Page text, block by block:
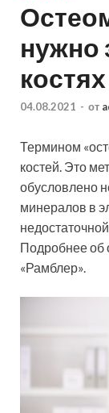
нужно
костях
04.08.2021 - от
Термином
костей. Это
обусловлено
минералов в
Подробнее об
«Рамблер».